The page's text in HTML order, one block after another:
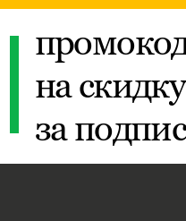
на скидку
за